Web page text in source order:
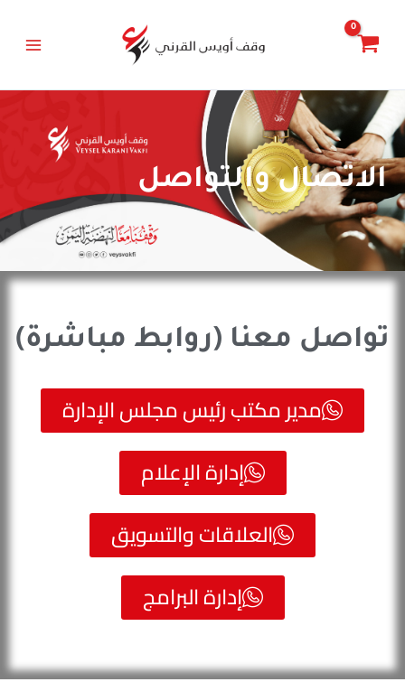
المحتوى
الاتصال والتواصل
تواصل معنا (روابط مباشرة)
مدير مكتب رئيس مجلس الإدارة
إدارة الإعلام
العلاقات والتسويق
إدارة البرامج